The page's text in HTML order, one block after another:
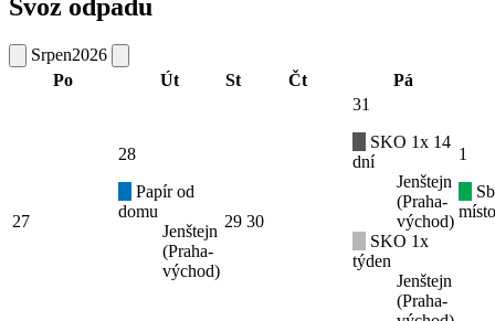
Svoz odpadu
Srpen2026
Po
Út St Čt Pá
27
28
Papír od
domu
Jenštejn
(Praha-
východ)
29 30
31
SKO 1x 14
dní
Jenštejn
(Praha-
východ)
SKO 1x
týden
Jenštejn
(Praha-
1